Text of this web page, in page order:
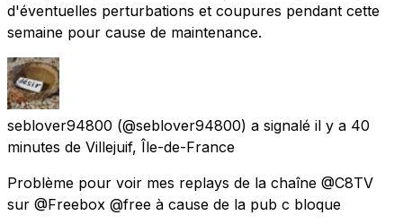
d'éventuelles perturbations et coupures pendant cette
semaine pour cause de maintenance.
seblover94800 (@seblover94800) a signalé il y a 40
minutes de Villejuif, Île-de-France
Problème pour voir mes replays de la chaîne @C8TV
sur @Freebox @free à cause de la pub c bloque